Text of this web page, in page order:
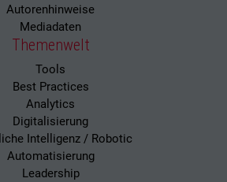
Autorenhinweise
Mediadaten
Themenwelt
Tools
Best Practices
Analytics
Digitalisierung
Intelligenz / Robotic
Automatisierung
Leadership